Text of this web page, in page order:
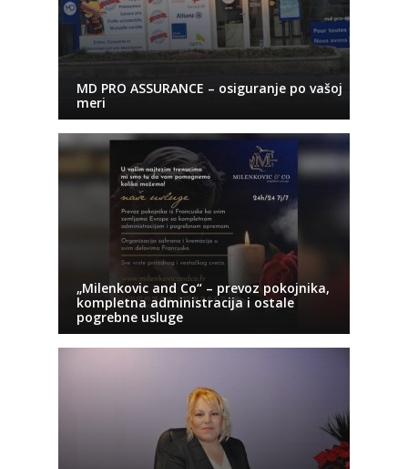
MD PRO ASSURANCE – osiguranje po vašoj
meri
„Milenkovic and Co“ – prevoz pokojnika,
kompletna administracija i ostale
pogrebne usluge